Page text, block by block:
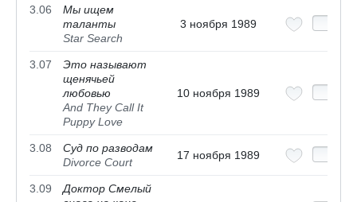
3.06
Мы ищем
таланты
Star Search
3 ноября 1989
3.07
Это называют
щенячьей
любовью
And They Call It
Puppy Love
10 ноября 1989
3.08
Суд по разводам
Divorce Court
17 ноября 1989
3.09
Доктор Смелый